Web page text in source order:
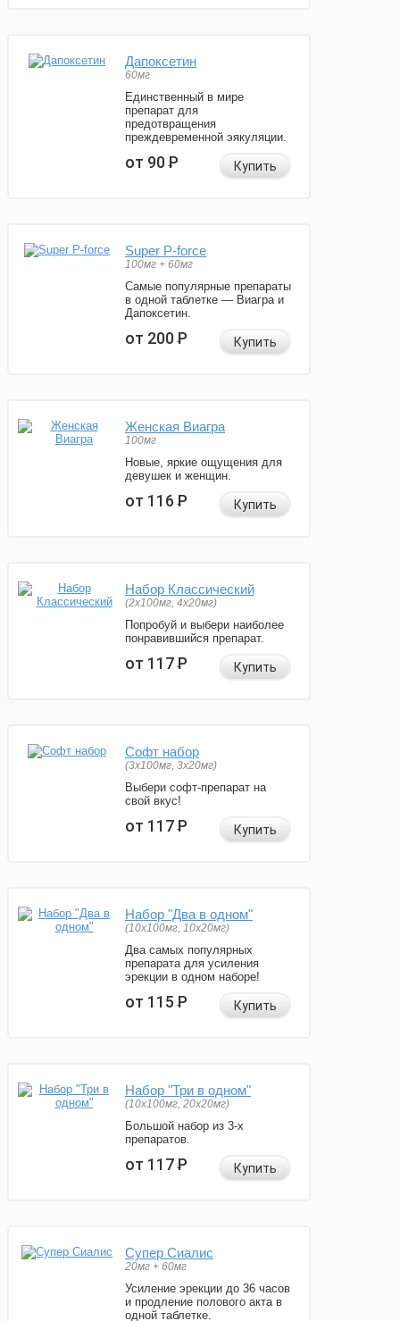
Дапоксетин
60мг
Единственный в мире
препарат для
предотвращения
преждевременной эякуляции.
от 90Р Купить
Super P-force
100мг + 60мг
Самые популярные препараты
в одной таблетке — Виагра и
Дапоксетин.
от 200Р Купить
Женская Виагра
100мг
Новые, яркие ощущения для
девушек и женщин.
от 116Р Купить
Набор Классический
(2x100мг, 4x20мг)
Попробуй и выбери наиболее
понравившийся препарат.
от 117Р Купить
Софт набор
(3x100мг, 3x20мг)
Выбери софт-препарат на
свой вкус!
от 117Р Купить
Набор "Два в одном"
(10x100мг, 10x20мг)
Два самых популярных
препарата для усиления
эрекции в одном наборе!
от 115Р Купить
Набор "Три в одном"
(10x100мг, 20x20мг)
Большой набор из 3-х
препаратов.
от 117Р Купить
Супер Сиалис
20мг + 60мг
Усиление эрекции до 36 часов
и продление полового акта в
одной таблетке.